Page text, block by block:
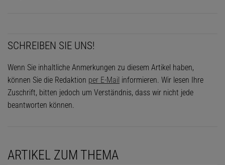
SCHREIBEN SIE UNS!
Wenn Sie inhaltliche Anmerkungen zu diesem Artikel haben,
können Sie die Redaktion per E-Mail informieren. Wir lesen Ihre
Zuschrift, bitten jedoch um Verständnis, dass wir nicht jede
beantworten können.
ARTIKEL ZUM THEMA